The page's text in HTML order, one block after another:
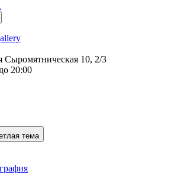
10, 2/3
20:00
тема